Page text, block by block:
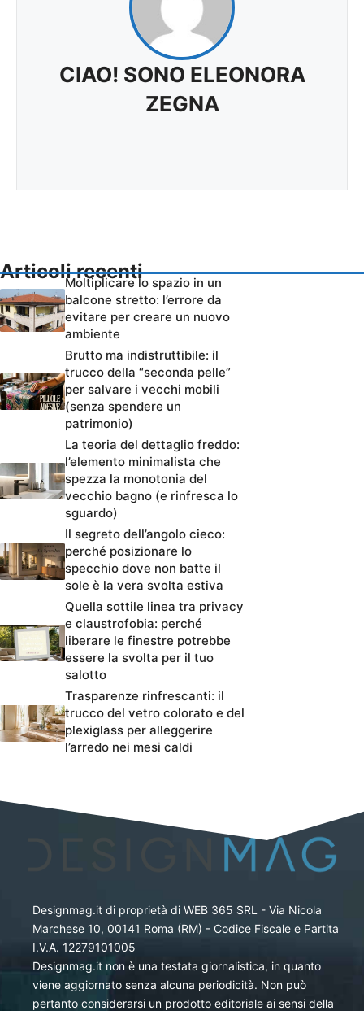
CIAO! SONO ELEONORA
ZEGNA
Articoli recenti
Moltiplicare lo spazio in un
balcone stretto: l’errore da
evitare per creare un nuovo
ambiente
Brutto ma indistruttibile: il
trucco della “seconda pelle”
per salvare i vecchi mobili
(senza spendere un
patrimonio)
La teoria del dettaglio freddo:
l’elemento minimalista che
spezza la monotonia del
vecchio bagno (e rinfresca lo
sguardo)
Il segreto dell’angolo cieco:
perché posizionare lo
specchio dove non batte il
sole è la vera svolta estiva
Quella sottile linea tra privacy
e claustrofobia: perché
liberare le finestre potrebbe
essere la svolta per il tuo
salotto
Trasparenze rinfrescanti: il
trucco del vetro colorato e del
plexiglass per alleggerire
l’arredo nei mesi caldi
Designmag.it di proprietà di WEB 365 SRL - Via Nicola
Marchese 10, 00141 Roma (RM) - Codice Fiscale e Partita
I.V.A. 12279101005
Designmag.it non è una testata giornalistica, in quanto
viene aggiornato senza alcuna periodicità. Non può
pertanto considerarsi un prodotto editoriale ai sensi della